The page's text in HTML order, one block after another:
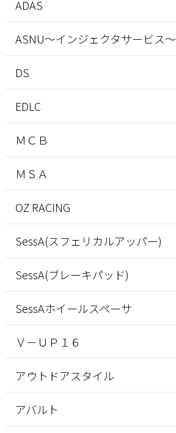
ADAS
ASNU～インジェクタサービス～
DS
EDLC
ＭＣＢ
ＭＳＡ
OZ RACING
SessA(スフェリカルアッパー)
SessA(ブレーキパッド)
SessAホイールスペーサ
Ｖ－ＵＰ１６
アウトドアスタイル
アバルト